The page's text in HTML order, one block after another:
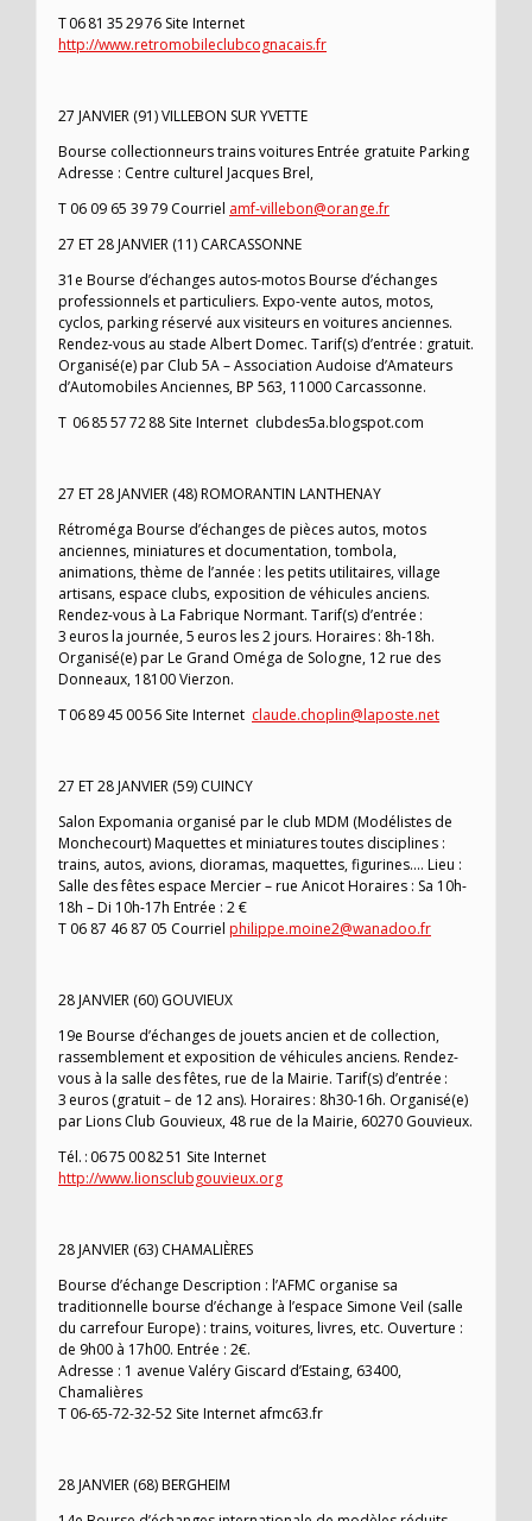
T 06 81 35 29 76 Site Internet
http://www.retromobileclubcognacais.fr
27 JANVIER (91) VILLEBON SUR YVETTE
Bourse collectionneurs trains voitures Entrée gratuite Parking
Adresse : Centre culturel Jacques Brel,
T 06 09 65 39 79 Courriel amf-villebon@orange.fr
27 ET 28 JANVIER (11) CARCASSONNE
31e Bourse d’échanges autos-motos Bourse d’échanges
professionnels et particuliers. Expo-vente autos, motos,
cyclos, parking réservé aux visiteurs en voitures anciennes.
Rendez-vous au stade Albert Domec. Tarif(s) d’entrée : gratuit.
Organisé(e) par Club 5A – Association Audoise d’Amateurs
d’Automobiles Anciennes, BP 563, 11000 Carcassonne.
T 06 85 57 72 88 Site Internet clubdes5a.blogspot.com
27 ET 28 JANVIER (48) ROMORANTIN LANTHENAY
Rétroméga Bourse d’échanges de pièces autos, motos
anciennes, miniatures et documentation, tombola,
animations, thème de l’année : les petits utilitaires, village
artisans, espace clubs, exposition de véhicules anciens.
Rendez-vous à La Fabrique Normant. Tarif(s) d’entrée :
3 euros la journée, 5 euros les 2 jours. Horaires : 8h-18h.
Organisé(e) par Le Grand Oméga de Sologne, 12 rue des
Donneaux, 18100 Vierzon.
T 06 89 45 00 56 Site Internet claude.choplin@laposte.net
27 ET 28 JANVIER (59) CUINCY
Salon Expomania organisé par le club MDM (Modélistes de
Monchecourt) Maquettes et miniatures toutes disciplines :
trains, autos, avions, dioramas, maquettes, figurines…. Lieu :
Salle des fêtes espace Mercier – rue Anicot Horaires : Sa 10h-
18h – Di 10h-17h Entrée : 2 €
T 06 87 46 87 05 Courriel philippe.moine2@wanadoo.fr
28 JANVIER (60) GOUVIEUX
19e Bourse d’échanges de jouets ancien et de collection,
rassemblement et exposition de véhicules anciens. Rendez-
vous à la salle des fêtes, rue de la Mairie. Tarif(s) d’entrée :
3 euros (gratuit – de 12 ans). Horaires : 8h30-16h. Organisé(e)
par Lions Club Gouvieux, 48 rue de la Mairie, 60270 Gouvieux.
Tél. : 06 75 00 82 51 Site Internet
http://www.lionsclubgouvieux.org
28 JANVIER (63) CHAMALIÈRES
Bourse d’échange Description : l’AFMC organise sa
traditionnelle bourse d’échange à l’espace Simone Veil (salle
du carrefour Europe) : trains, voitures, livres, etc. Ouverture :
de 9h00 à 17h00. Entrée : 2€.
Adresse : 1 avenue Valéry Giscard d’Estaing, 63400,
Chamalières
T 06-65-72-32-52 Site Internet afmc63.fr
28 JANVIER (68) BERGHEIM